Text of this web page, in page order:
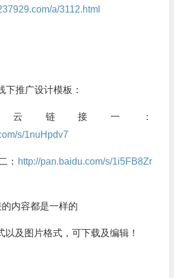
a/3112.html
下推广设计模板：
云链接一：
s/1nuHpdv7
： http://pan.baidu.com/s/1i5FB8Zr
的内容都是一样的
以及图片格式，可下载及编辑！